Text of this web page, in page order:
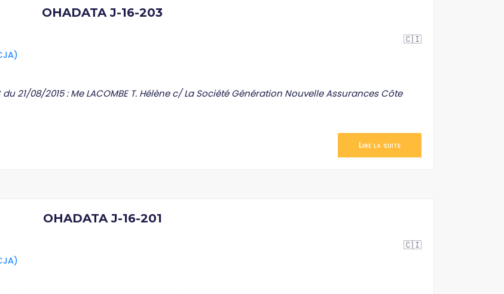
OHADATA J-16-203
🇨🇮
21/08/2015 : Me LACOMBE T. Hélène c/ La Société Génération Nouvelle Assurances Côte
Lire la suite
OHADATA J-16-201
🇨🇮